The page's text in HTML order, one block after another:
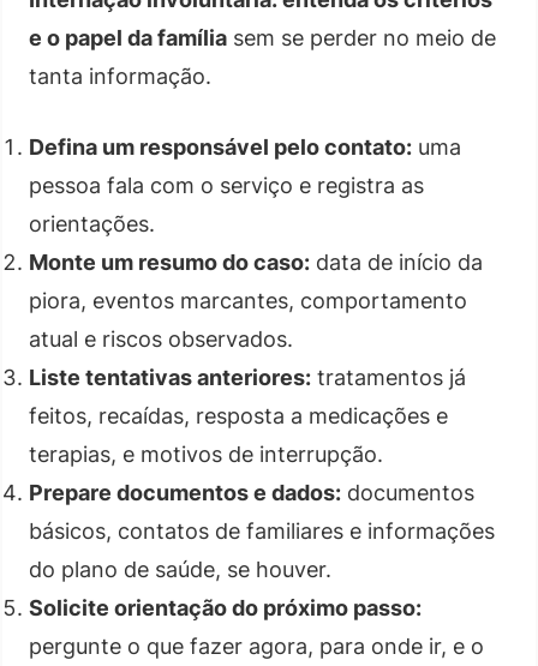
e o papel da família sem se perder no meio de
tanta informação.
Defina um responsável pelo contato: uma
pessoa fala com o serviço e registra as
orientações.
Monte um resumo do caso: data de início da
piora, eventos marcantes, comportamento
atual e riscos observados.
Liste tentativas anteriores: tratamentos já
feitos, recaídas, resposta a medicações e
terapias, e motivos de interrupção.
Prepare documentos e dados: documentos
básicos, contatos de familiares e informações
do plano de saúde, se houver.
Solicite orientação do próximo passo:
pergunte o que fazer agora, para onde ir, e o